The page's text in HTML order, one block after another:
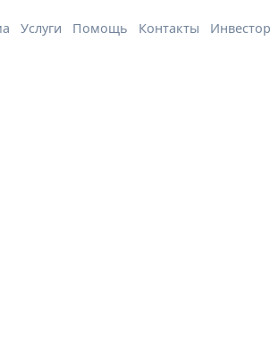
Услуги Помощь Контакты